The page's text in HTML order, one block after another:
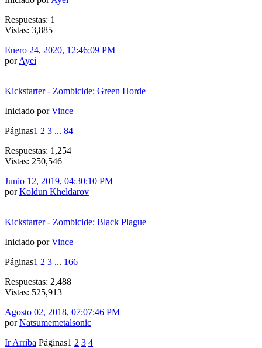
Respuestas: 1
Vistas: 3,885
Enero 24, 2020, 12:46:09 PM
porAyei
Kickstarter - Zombicide: Green Horde
Iniciado porVince
Páginas1 2 3 ... 84
Respuestas: 1,254
Vistas: 250,546
Junio 12, 2019, 04:30:10 PM
porKoldun Kheldarov
Kickstarter - Zombicide: Black Plague
Iniciado porVince
Páginas1 2 3 ... 166
Respuestas: 2,488
Vistas: 525,913
Agosto 02, 2018, 07:07:46 PM
porNatsumemetalsonic
Ir Arriba Páginas1 2 3 4